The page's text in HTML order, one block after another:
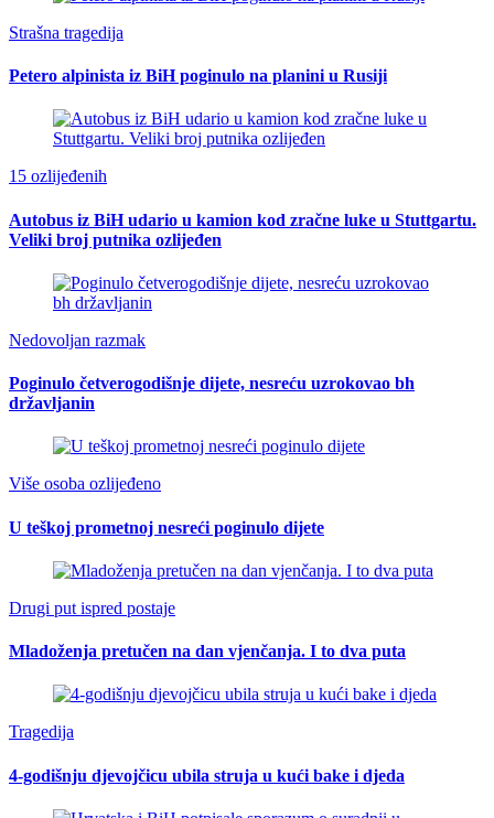
Strašna tragedija
Petero alpinista iz BiH poginulo na planini u Rusiji
15 ozlijeđenih
Autobus iz BiH udario u kamion kod zračne luke u Stuttgartu.
Veliki broj putnika ozlijeđen
Nedovoljan razmak
Poginulo četverogodišnje dijete, nesreću uzrokovao bh
državljanin
Više osoba ozlijeđeno
U teškoj prometnoj nesreći poginulo dijete
Drugi put ispred postaje
Mladoženja pretučen na dan vjenčanja. I to dva puta
Tragedija
4-godišnju djevojčicu ubila struja u kući bake i djeda